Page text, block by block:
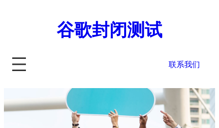
谷歌封闭测试
联系我们